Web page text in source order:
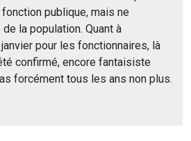
publique, mais ne
la population. Quant à
pour les fonctionnaires, là
confirmé, encore fantaisiste
forcément tous les ans non plus.